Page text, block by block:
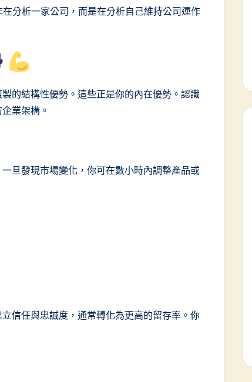
分析一家公司，而是在分析自己維持公司運作
的結構性優勢。這些正是你的內在優勢。認識
業架構。
旦發現市場變化，你可在數小時內調整產品或
信任與忠誠度，通常轉化為更高的留存率。你